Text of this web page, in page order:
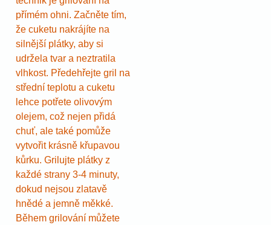
přímém ohni. Začněte tím,
že cuketu nakrájíte na
silnější plátky, aby si
udržela tvar a neztratila
vlhkost. Předehřejte gril na
střední teplotu a cuketu
lehce potřete olivovým
olejem, což nejen přidá
chuť, ale také pomůže
vytvořit krásně křupavou
kůrku. Grilujte plátky z
každé strany 3-4 minuty,
dokud nejsou zlatavě
hnědé a jemně měkké.
Během grilování můžete